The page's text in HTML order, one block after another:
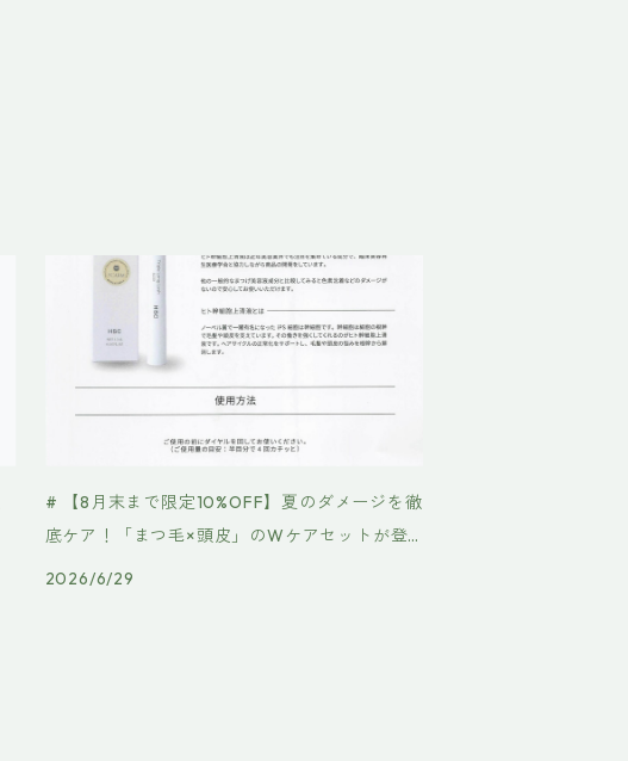
# 【8月末まで限定10%OFF】夏のダメージを徹
底ケア！「まつ毛×頭皮」のWケアセットが登
場✨
2026/6/29